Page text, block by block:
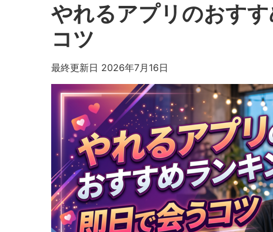
やれるアプリのおす
コツ
最終更新日 2026年7月16日